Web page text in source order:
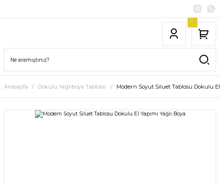
Anasayfa Dokulu Yağlıboya Tablolar Modern Soyut Siluet Tablosu Dokulu El